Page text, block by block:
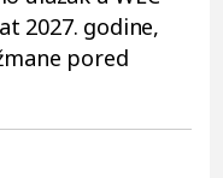
2027. godine,
pored